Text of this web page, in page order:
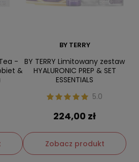
-
&
BY TERRY
BY TERRY Limitowany zestaw
HYALURONIC PREP & SET
ESSENTIALS
5.0
224,00 zł
Zobacz produkt